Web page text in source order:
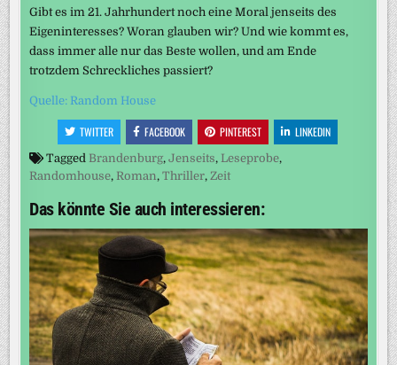
Gibt es im 21. Jahrhundert noch eine Moral jenseits des
Eigeninteresses? Woran glauben wir? Und wie kommt es,
dass immer alle nur das Beste wollen, und am Ende
trotzdem Schreckliches passiert?
Quelle: Random House
TWITTER FACEBOOK PINTEREST LINKEDIN
Tagged Brandenburg,Jenseits, Leseprobe,
Randomhouse, Roman,Thriller, Zeit
Das könnte Sie auch interessieren: